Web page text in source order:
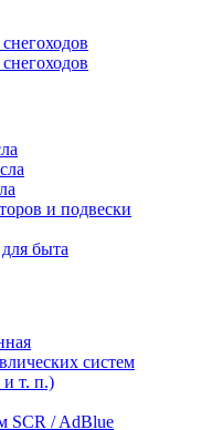
и подвески
быта
систем
и т. п.)
SCR / AdBlue